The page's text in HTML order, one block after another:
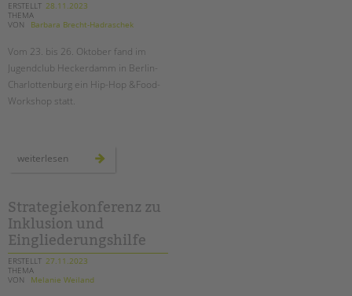
Tagesgruppen
EINGLIEDERUNGSHILFE
BETREUTES WOHNEN
Seminarräume
STADTTEILARBEIT
PROFIL | LEITBILD
Suchen
ERSTELLT 28.11.2023
THEMA
VON
Barbara Brecht-Hadraschek
Vom 23. bis 26. Oktober fand im
Jugendclub Heckerdamm in Berlin-
Charlottenburg ein Hip-Hop &Food-
Workshop statt.
weiterlesen
im
jugendclub
heckerdamm
Strategiekonferenz zu
Inklusion und
Eingliederungshilfe
ERSTELLT 27.11.2023
THEMA
VON
Melanie Weiland